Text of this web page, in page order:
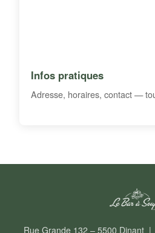
Infos pratiques
Adresse, horaires, contact —
Rue Grande 132 – 5500 Dinant |